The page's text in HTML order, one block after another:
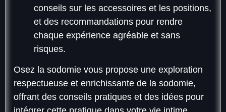
conseils sur les accessoires et les positions,
et des recommandations pour rendre
chaque expérience agréable et sans
risques.
Osez la sodomie vous propose une exploration
respectueuse et enrichissante de la sodomie,
offrant des conseils pratiques et des idées pour